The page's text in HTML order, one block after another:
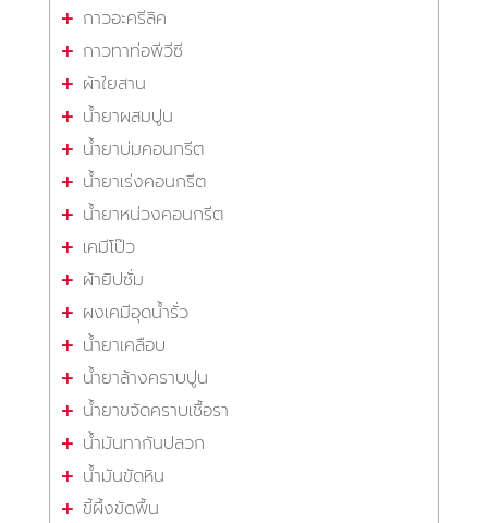
กาวอะครีลิค
กาวทาท่อพีวีซี
ผ้าใยสาน
น้ำยาผสมปูน
น้ำยาบ่มคอนกรีต
น้ำยาเร่งคอนกรีต
น้ำยาหน่วงคอนกรีต
เคมีโป๊ว
ผ้ายิปซั่ม
ผงเคมีอุดน้ำรั่ว
น้ำยาเคลือบ
น้ำยาล้างคราบปูน
น้ำยาขจัดคราบเชื้อรา
น้ำมันทากันปลวก
น้ำมันขัดหิน
ขี้ผึ้งขัดพื้น